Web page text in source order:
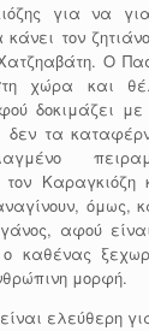
για να
τον
Ο
χώρα και
δοκιμάζει
δεν τα
τον
όμως,
αφού
ο καθένας
μορφή.
ελεύθερη